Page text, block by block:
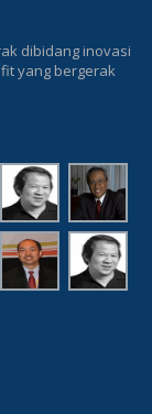
dibidang inovasi
yang bergerak